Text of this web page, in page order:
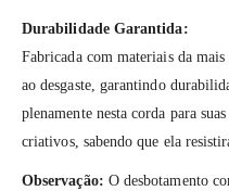
Durabilidade Garantida:
Fabricada com materiais da
ao desgaste, garantindo
plenamente nesta corda para
criativos, sabendo que ela
Observação: O desbotamento